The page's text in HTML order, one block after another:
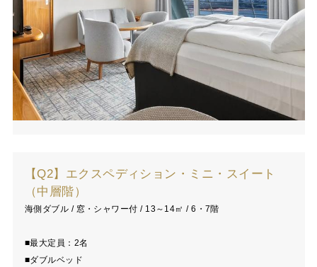
【Q2】エクスペディション・ミニ・スイート
（中層階）
海側ダブル / 窓・シャワー付 / 13～14㎡ / 6・7階
■最大定員：2名
■ダブルベッド